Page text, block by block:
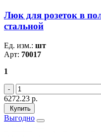
Люк для розеток в
стальной
Ед. изм.: шт
Арт: 70017
1
6272.23 р.
Купить
Выгодно